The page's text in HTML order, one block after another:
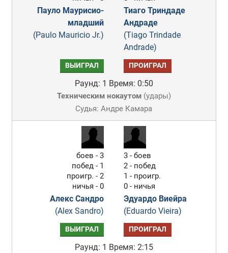
Пауло Маурисио-
младший
(Paulo Mauricio Jr.)
Тиаго Триндаде
Андраде
(Tiago Trindade
Andrade)
ВЫИГРАЛ ПРОИГРАЛ
Раунд: 1 Время: 0:50
Техническим нокаутом(удары)
Судья: Андре Камара
боев - 3
побед - 1
проигр. - 2
ничья - 0
Алекс Сандро
(Alex Sandro)
3 - боев
2 - побед
1 - проигр.
0 - ничья
Эдуардо Виейра
(Eduardo Vieira)
ВЫИГРАЛ ПРОИГРАЛ
Раунд: 1 Время: 2:15